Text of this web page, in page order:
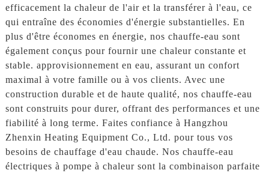
efficacement la chaleur de l'air et la transférer à l'eau, ce
qui entraîne des économies d'énergie substantielles. En
plus d'être économes en énergie, nos chauffe-eau sont
également conçus pour fournir une chaleur constante et
stable. approvisionnement en eau, assurant un confort
maximal à votre famille ou à vos clients. Avec une
construction durable et de haute qualité, nos chauffe-eau
sont construits pour durer, offrant des performances et une
fiabilité à long terme. Faites confiance à Hangzhou
Zhenxin Heating Equipment Co., Ltd. pour tous vos
besoins de chauffage d'eau chaude. Nos chauffe-eau
électriques à pompe à chaleur sont la combinaison parfaite